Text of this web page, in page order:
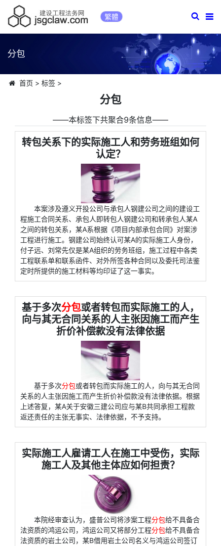
繁體
分包
首页 > 标签>
分包
――本标签下共聚合9条信息――
转包关系下的实际施工人和劳务班组如何
认定？
本案涉及遵义开投公司与承包人钢建公司之间的建设工
程施工合同关系、承包人即转包人钢建公司和转承包人某A
之间的转包关系，某A系根据《项目内部承包合同》对案涉
工程进行施工。钢建公司始终认可某A的实际施工人身份，
付子远、刘常先仅是某A组织的劳务班组，施工过程中各类
工程联系单和联系函件、对外所签各种合同以及委托司法鉴
定时所提供的施工材料等均印证了这一事实。
基于多次分包或者转包而实际施工的人，
向与其无合同关系的人主张因施工而产生
折价补偿款没有法律依据
基于多次分包或者转包而实际施工的人，向与其无合同
关系的人主张因施工而产生折价补偿款没有法律依据。根据
上述答复，某A关于安徽三建公司应与某B共同承担工程款
返还责任的主张无事实、法律依据，不予支持。
实际施工人雇请工人在施工中受伤，实际
施工人及其他主体应如何担责？
本院经审查认为，盛普公司将涉案工程分包给不具备合
法资质的鸿运公司，鸿运公司又将部分工程分包给不具备合
法资质的岩土公司，某B借用岩土公司名义与鸿运公司签订